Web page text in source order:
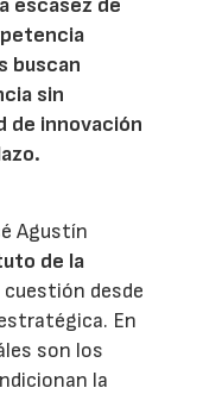
escasez de
buscan
sin
de innovación
Agustín
de la
desde
En
son los
la